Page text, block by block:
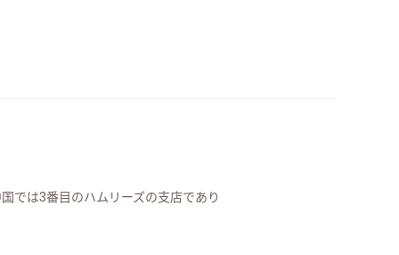
では3番目のハムリーズの支店であり